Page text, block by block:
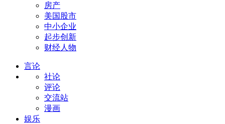
房产
美国股市
中小企业
起步创新
财经人物
言论
社论
评论
交流站
漫画
娱乐